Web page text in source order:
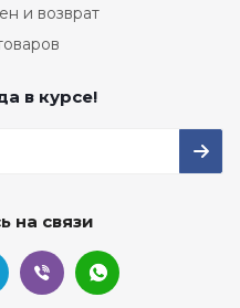
и возврат
в курсе!
на связи